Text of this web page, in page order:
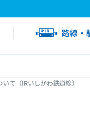
路線・
て（IRいしかわ鉄道線）